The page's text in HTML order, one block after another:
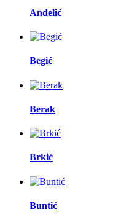
Anđelić
Begić
Berak
Brkić
Buntić